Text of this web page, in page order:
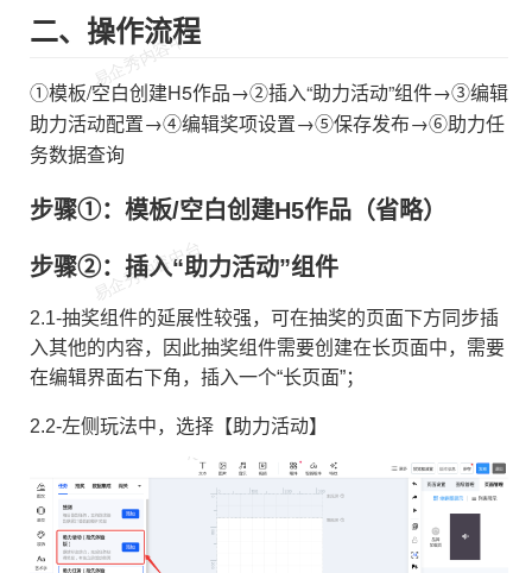
红包流程
二、操作流程
①模板/空白创建H5作品→②插入“助力活动”组件→③编辑
助力活动配置→④编辑奖项设置→⑤保存发布→⑥助力任
务数据查询
步骤①：模板/空白创建H5作品（省略）
步骤②：插入“助力活动”组件
2.1-抽奖组件的延展性较强，可在抽奖的页面下方同步插
入其他的内容，因此抽奖组件需要创建在长页面中，需要
在编辑界面右下角，插入一个“长页面”；
2.2-左侧玩法中，选择【助力活动】